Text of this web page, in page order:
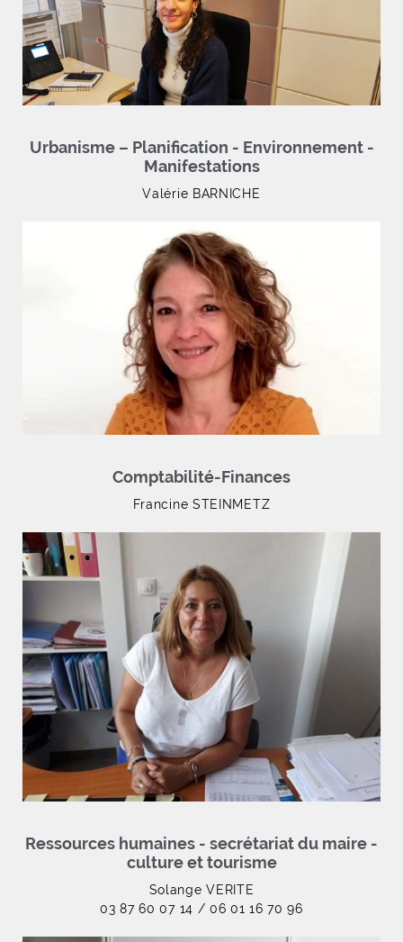
Urbanisme – Planification - Environnement -
Manifestations
Valérie BARNICHE
Comptabilité-Finances
Francine STEINMETZ
Ressources humaines - secrétariat du maire -
culture et tourisme
Solange VERITE
03 87 60 07 14 / 06 01 16 70 96